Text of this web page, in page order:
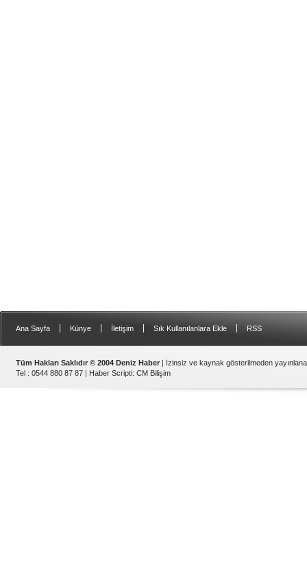
Ana Sayfa Künye İletişim Sık Kullanılanlara Ekle RSS
Tüm Hakları Saklıdır © 2004 Deniz Haber | İzinsiz ve kaynak gösterilmeden
Tel : 0544 880 87 87 | Haber Scripti: CM Bilişim